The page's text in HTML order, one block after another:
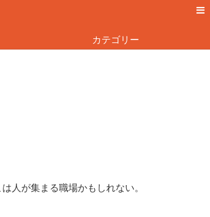
カテゴリー
人が集まる職場かもしれない。